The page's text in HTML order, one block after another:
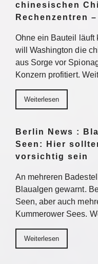
chinesischen
Rechenzentren
Ohne ein Bauteil läuft
will Washington die
aus Sorge vor
Konzern profitiert.
Weiterlesen
Berlin News :
Seen: Hier
vorsichtig sein
An mehreren
Blaualgen gewarnt.
Seen, aber auch
Kummerower Sees.
Weiterlesen